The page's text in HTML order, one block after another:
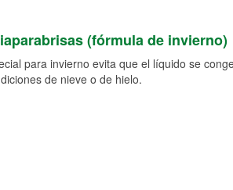
(fórmula de invierno)
para invierno evita que el líquido se
de nieve o de hielo.